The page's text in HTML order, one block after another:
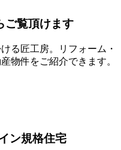
ご覧頂けます
る匠工房。リフォーム・
物件をご紹介できます。
ン規格住宅